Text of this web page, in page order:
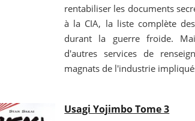
rentabiliser les documents
à la CIA, la liste complète
durant la guerre froide.
d'autres services de
magnats de l'industrie
Usagi Yojimbo Tome 3